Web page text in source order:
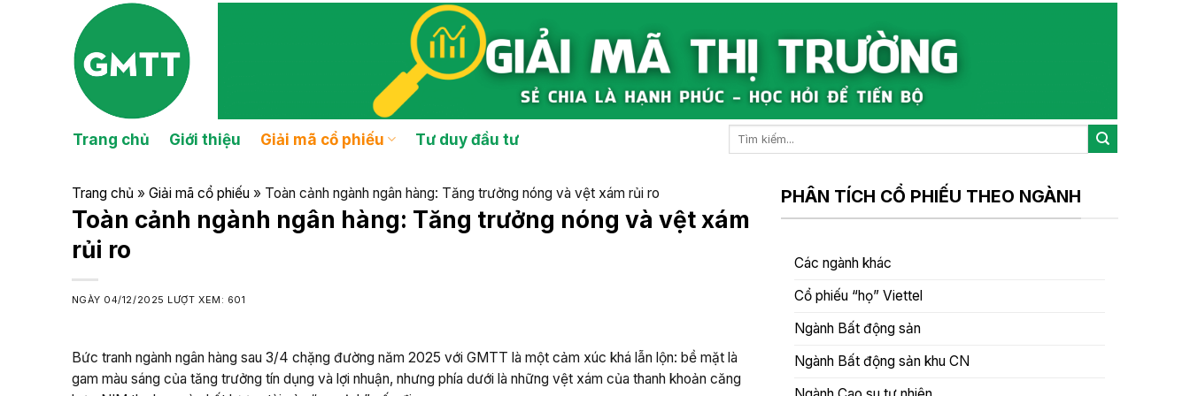
Trang chủ Giới thiệu Giải mã cổ phiếu Tư duy đầu tư
Trang chủ » Giải mã cổ phiếu» Toàn cảnh ngành ngân hàng: Tăng trưởng nóng và vệt xám rủi ro
Toàn cảnh ngành ngân hàng: Tăng trưởng nóng và vệt xám
rủi ro
NGÀY 04/12/2025 LƯỢT XEM: 601
Bức tranh ngành ngân hàng sau 3/4 chặng đường năm 2025 với GMTT là một cảm xúc khá lẫn lộn: bề mặt là
gam màu sáng của tăng trưởng tín dụng và lợi nhuận, nhưng phía dưới là những vệt xám của thanh khoản căng
PHÂN TÍCH CỔ PHIẾU THEO NGÀNH
Các ngành khác
Cổ phiếu “họ” Viettel
Ngành Bất động sản
Ngành Bất động sản khu CN